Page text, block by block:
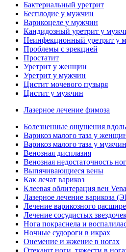
Бактериальный уретрит
Бесплодие у мужчин
Варикоцеле у мужчин
Кандидозный уретрит у
Неинфекционный уретрит у
Проблемы с эрекцией
Простатит
Уретрит у женщин
Уретрит у мужчин
Цистит мочевого пузыря
Цистит у мужчин
Лазерное лечение фимоза
Болезненные ощущения
Варикоз малого таза у
Варикоз малого таза у мужчин
Венозная дисплазия
Венозная недостаточность
Выпячивающиеся вены
Как лечат варикоз
Клеевая облитерация вен
Лазерное лечение варикоза
Лечение варикозного
Лечение сосудистых
Нога покраснела и
Ночные судороги в икрах
Онемение и жжение в ногах
Отекают ноги, тяжести в